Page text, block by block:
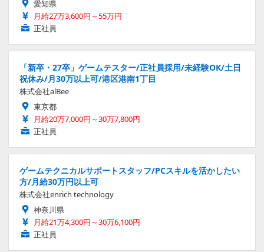
愛知県
月給27万3,600円～55万円
正社員
「新卒・27卒」ゲームテスター/正社員採用/未経験OK/土日
祝休み/月30万以上可/港区港南1丁目
株式会社alBee
東京都
月給20万7,000円～30万7,800円
正社員
ゲームテクニカルサポートスタッフ/PCスキルを活かしたい
方/月給30万円以上可
株式会社enrich technology
神奈川県
月給21万4,300円～30万6,100円
正社員